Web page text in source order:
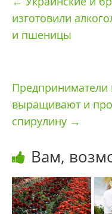
изготовили
и пшеницы
Предприниматели
выращивают и
спирулину →
Вам,